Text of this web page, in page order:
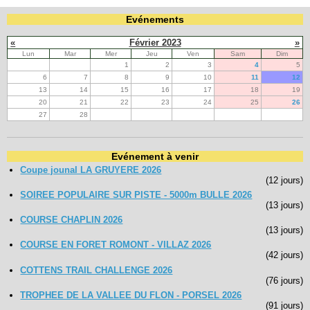
Evénements
« Février 2023 »
Lun Mar Mer Jeu Ven Sam
Dim
1
2 3 4
5
6
7 8 9 10 11
12
13
14 15 16 17 18
19
20
21 22 23 24 25
26
27
28
Evénement à venir
Coupe jounal LA GRUYERE 2026
(12 jours)
SOIREE POPULAIRE SUR PISTE - 5000m BULLE 2026
(13 jours)
COURSE CHAPLIN 2026
(13 jours)
COURSE EN FORET ROMONT - VILLAZ 2026
(42 jours)
COTTENS TRAIL CHALLENGE 2026
(76 jours)
TROPHEE DE LA VALLEE DU FLON - PORSEL 2026
(91 jours)